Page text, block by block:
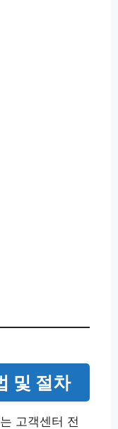
및 절차
고객센터 전